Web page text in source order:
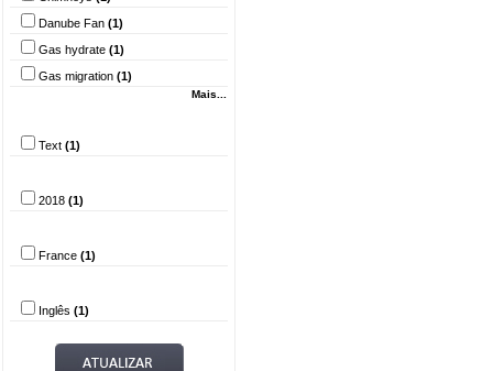
Danube Fan (1)
Gas hydrate (1)
Gas migration (1)
Mais...
Text (1)
2018 (1)
France (1)
Inglês (1)